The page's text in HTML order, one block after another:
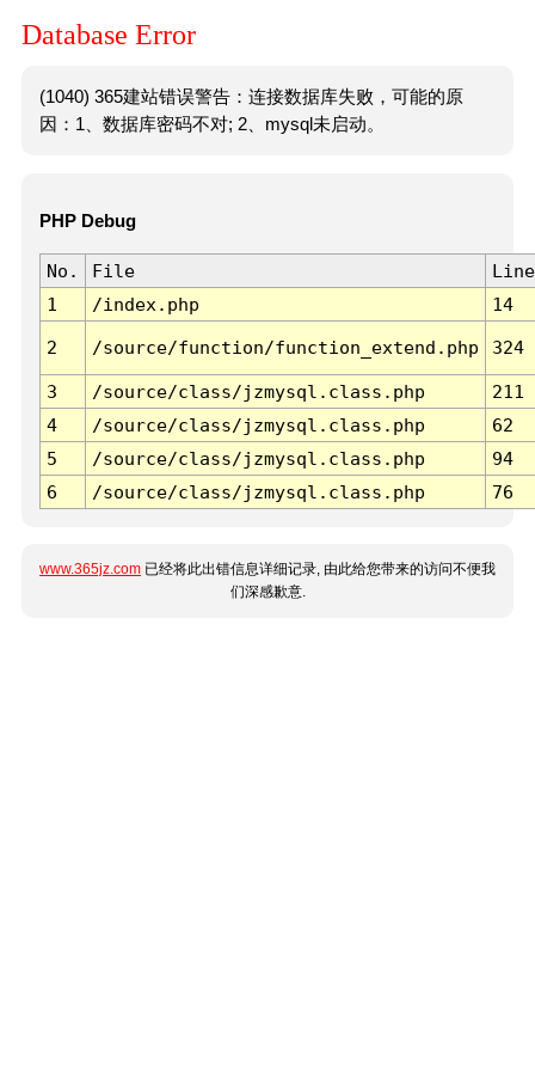
Database Error
(1040) 365建站错误警告：连接数据库失败，可能的原
因：1、数据库密码不对; 2、mysql未启动。
PHP Debug
No. File
Line
1
/index.php 14
2 /source/function/function_extend.php 324
3 /source/class/jzmysql.class.php
211
4
/source/class/jzmysql.class.php
62
5
/source/class/jzmysql.class.php
94
6
/source/class/jzmysql.class.php 76
www.365jz.com 已经将此出错信息详细记录, 由此给您带来的访问不便我
们深感歉意.